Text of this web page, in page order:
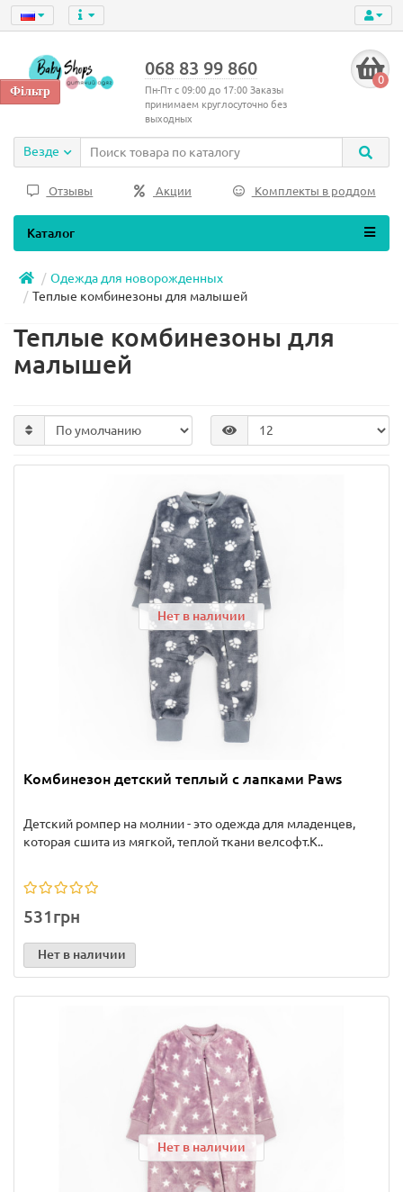
068 83 99 860
Пн-Пт с 09:00 до 17:00 Заказы
принимаем круглосуточно без
выходных
0
Везде
Отзывы Акции Комплекты в роддом
Каталог
Одежда для новорожденных
Теплые комбинезоны для малышей
Теплые комбинезоны для
малышей
Нет в наличии
Комбинезон детский теплый с лапками Paws
Детский ромпер на молнии - это одежда для младенцев,
которая сшита из мягкой, теплой ткани велсофт.К..
531грн
Нет в наличии
Нет в наличии